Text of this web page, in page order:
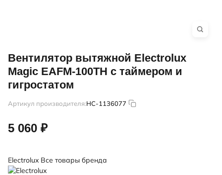
Вентилятор вытяжной Electrolux
Magic EAFM-100TH с таймером и
гигростатом
Артикул производителя:HC-1136077
5 060 ₽
Electrolux Все товары бренда